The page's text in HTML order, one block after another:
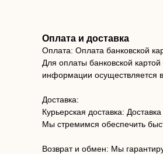
Оплата и доставка
Оплата: Оплата банковской
Для оплаты банковской
информации осуществляется
Доставка:
Курьерская доставка:
Мы стремимся обеспечить
Возврат и обмен: Мы